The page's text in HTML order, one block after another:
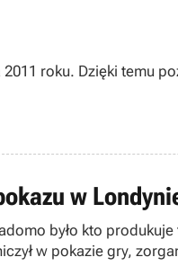
roku. Dzięki temu
w
było kto
w pokazie gry,